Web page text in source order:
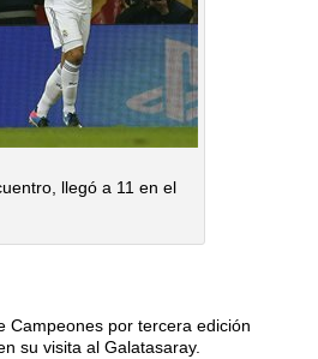
llegó a 11 en el
Campeones por tercera edición
su visita al Galatasaray.